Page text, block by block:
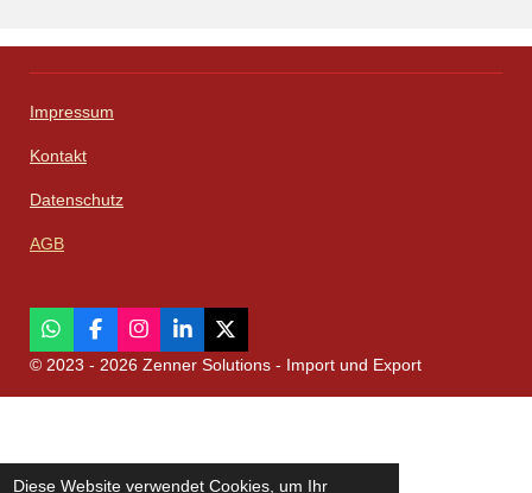
Diese Website verwendet Cookies, um Ihr
Impressum
Kontakt
Datenschutz
AGB
W
h
a
t
F
a
c
e
I
n
s
t
L
i
n
k
X
© 2023 - 2026 Zenner Solutions - Import und Export